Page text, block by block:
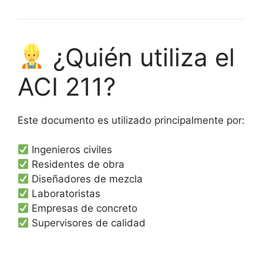
¿Quién utiliza el
ACI 211?
Este documento es utilizado principalmente por:
Ingenieros civiles
Residentes de obra
Diseñadores de mezcla
Laboratoristas
Empresas de concreto
Supervisores de calidad